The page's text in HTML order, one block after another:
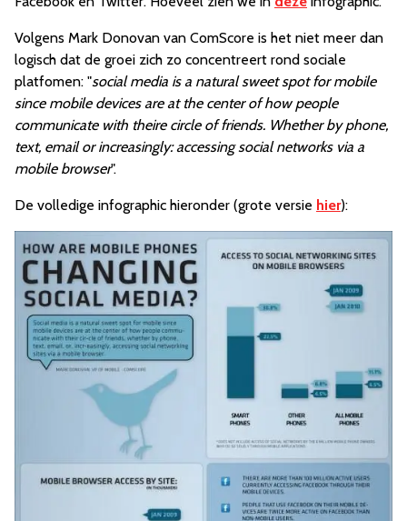
Volgens Mark Donovan van ComScore is het niet meer dan
logisch dat de groei zich zo concentreert rond sociale
platfomen: "social media is a natural sweet spot for mobile
since mobile devices are at the center of how people
communicate with theire circle of friends. Whether by phone,
text, email or increasingly: accessing social networks via a
mobile browser".
De volledige infographic hieronder (grote versie hier):